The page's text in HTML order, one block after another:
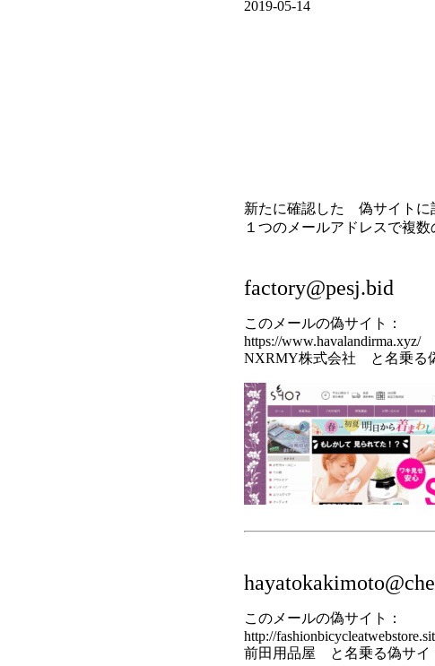
2019-05-14
新たに確認した 偽サイトに
１つのメールアドレスで複
factory@pesj.bid
このメールの偽サイト：
https://www.havalandirma.xyz/
NXRMY株式会社 と名乗る
このメールの偽サイト：
http://
前田用品屋 と名乗る偽サイ